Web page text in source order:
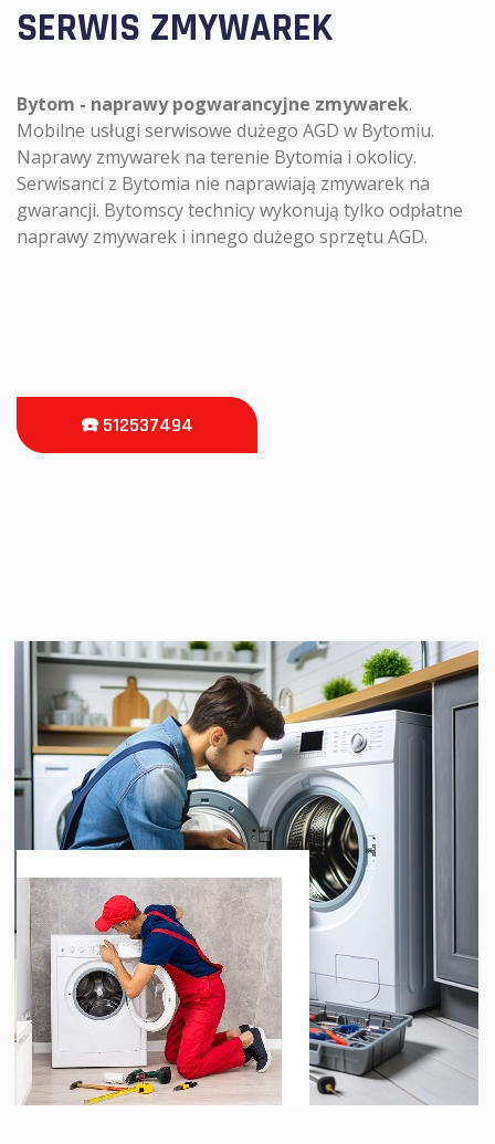
SERWIS ZMYWAREK
Bytom - naprawy pogwarancyjne zmywarek.
Mobilne usługi serwisowe dużego AGD w Bytomiu.
Naprawy zmywarek na terenie Bytomia i okolicy.
Serwisanci z Bytomia nie naprawiają zmywarek na
gwarancji. Bytomscy technicy wykonują tylko odpłatne
naprawy zmywarek i innego dużego sprzętu AGD.
☎️ 512537494